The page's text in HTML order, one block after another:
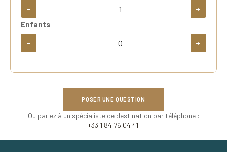
- +
Enfants
- +
POSER UNE QUESTION
Ou parlez à un spécialiste de destination par téléphone :
+33 1 84 76 04 41